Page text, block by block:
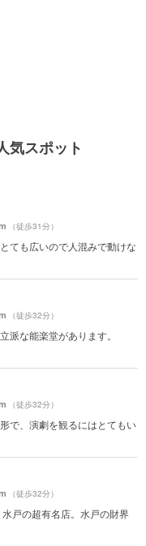
気スポット
（徒歩31分）
ても広いので人混みで動けな
（徒歩32分）
派な能楽堂があります。
（徒歩32分）
で、演劇を観るにはとてもい
（徒歩32分）
戸の超有名店。水戸の財界